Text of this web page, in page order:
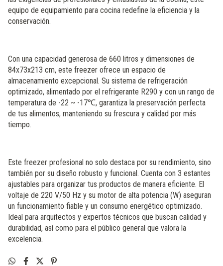
equipo de equipamiento para cocina redefine la eficiencia y la
conservación.
Con una capacidad generosa de 660 litros y dimensiones de
84x73x213 cm, este freezer ofrece un espacio de
almacenamiento excepcional. Su sistema de refrigeración
optimizado, alimentado por el refrigerante R290 y con un rango de
temperatura de -22 ~ -17℃, garantiza la preservación perfecta
de tus alimentos, manteniendo su frescura y calidad por más
tiempo.
Este freezer profesional no solo destaca por su rendimiento, sino
también por su diseño robusto y funcional. Cuenta con 3 estantes
ajustables para organizar tus productos de manera eficiente. El
voltaje de 220 V/50 Hz y su motor de alta potencia (W) aseguran
un funcionamiento fiable y un consumo energético optimizado.
Ideal para arquitectos y expertos técnicos que buscan calidad y
durabilidad, así como para el público general que valora la
excelencia.